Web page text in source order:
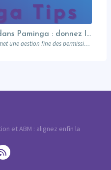
Gestion des permissions dans Paminga : donnez les bons droits aux bonnes personnes
Découvrez comment Paminga permet une gestion fine des permissions : rôles, équipes, workspaces et contrôle au niveau des champs. Sécurisez votre marketing automation.
et ABM : alignez enfin la